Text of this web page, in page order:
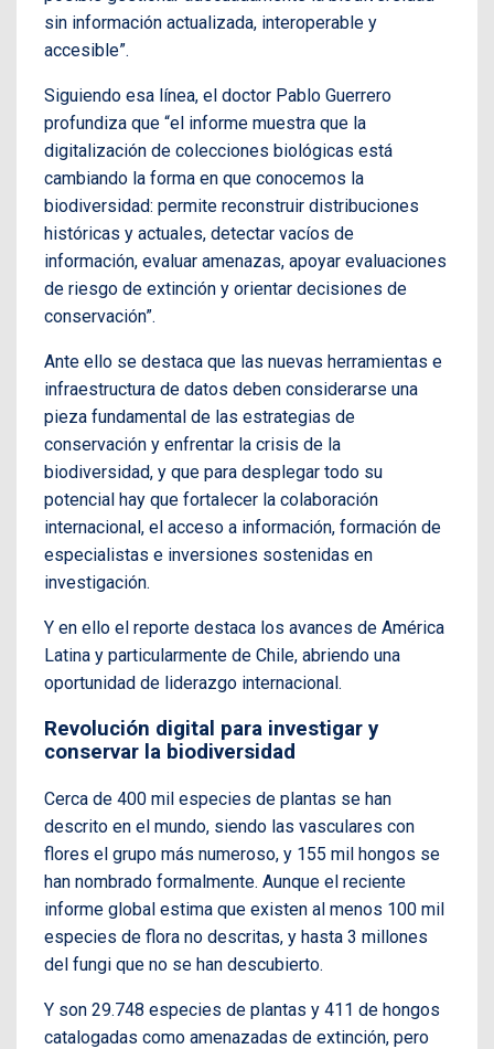
sin información actualizada, interoperable y
accesible”.
Siguiendo esa línea, el doctor Pablo Guerrero
profundiza que “el informe muestra que la
digitalización de colecciones biológicas está
cambiando la forma en que conocemos la
biodiversidad: permite reconstruir distribuciones
históricas y actuales, detectar vacíos de
información, evaluar amenazas, apoyar evaluaciones
de riesgo de extinción y orientar decisiones de
conservación”.
Ante ello se destaca que las nuevas herramientas e
infraestructura de datos deben considerarse una
pieza fundamental de las estrategias de
conservación y enfrentar la crisis de la
biodiversidad, y que para desplegar todo su
potencial hay que fortalecer la colaboración
internacional, el acceso a información, formación de
especialistas e inversiones sostenidas en
investigación.
Y en ello el reporte destaca los avances de América
Latina y particularmente de Chile, abriendo una
oportunidad de liderazgo internacional.
Revolución digital para investigar y
conservar la biodiversidad
Cerca de 400 mil especies de plantas se han
descrito en el mundo, siendo las vasculares con
flores el grupo más numeroso, y 155 mil hongos se
han nombrado formalmente. Aunque el reciente
informe global estima que existen al menos 100 mil
especies de flora no descritas, y hasta 3 millones
del fungi que no se han descubierto.
Y son 29.748 especies de plantas y 411 de hongos
catalogadas como amenazadas de extinción, pero